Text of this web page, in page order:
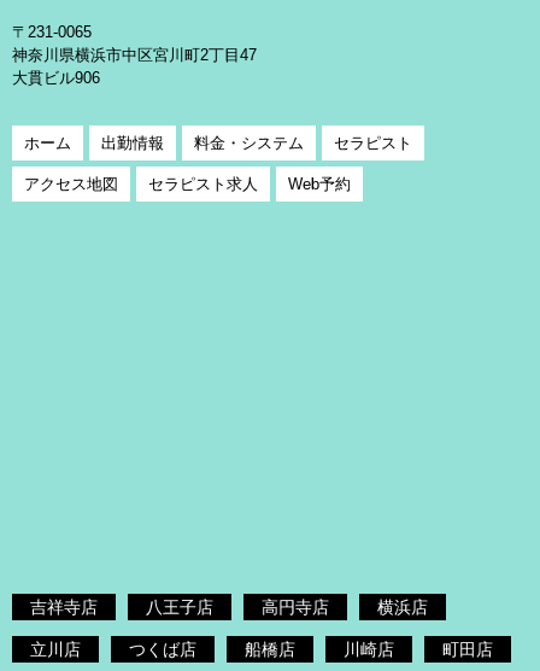
〒231-0065
神奈川県横浜市中区宮川町2丁目47
大貫ビル906
ホーム 出勤情報 料金・システム セラピスト
アクセス地図 セラピスト求人 Web予約
吉祥寺店 八王子店 高円寺店 横浜店
立川店 つくば店 船橋店 川崎店 町田店